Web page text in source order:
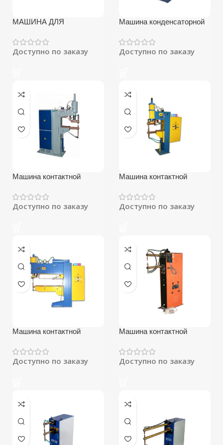
МАШИНА ДЛЯ
ТОЧЕЧНОЙ СВАРКИ
ТИПА МТ-4022
Доступно по заказу
Машина конденсаторной
МТК-2002
Доступно по заказу
Машина контактной
Доступно по заказу
Машина контактной
Доступно по заказу
Машина контактной
Доступно по заказу
Машина контактной
Доступно по заказу